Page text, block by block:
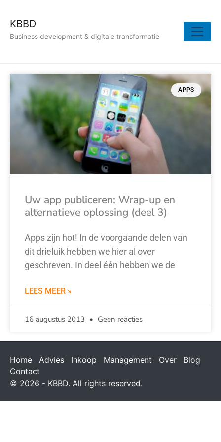
KBBD
Business development & digitale transformatie
APPS
Uw app publiceren: Wrap-up en
alternatieve oplossing (deel 3)
Apps zijn hot! In de voorgaande delen van
dit drieluik hebben we hier al over
geschreven. In deel één hebben we de
LEES MEER »
16 augustus 2013 Geen reacties
Home Advies Inkoop Management Over
Blog
Contact
© 2026 - KBBD. All rights reserved.